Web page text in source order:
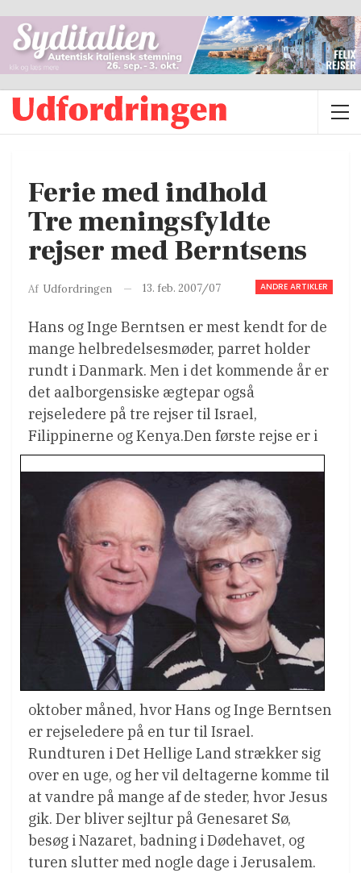
Ferie med indhold
Tre meningsfyldte
rejser med Berntsens
ANDRE ARTIKLER
Af Udfordringen 13. feb. 2007/07
Hans og Inge Berntsen er mest kendt for de
mange helbredelsesmøder, parret holder
rundt i Danmark. Men i det kommende år er
det aalborgensiske ægtepar også
rejseledere på tre rejser til Israel,
Filippinerne og Kenya.Den første rejse er i
oktober måned, hvor Hans og Inge Berntsen
er rejseledere på en tur til Israel.
Rundturen i Det Hellige Land strækker sig
over en uge, og her vil deltagerne komme til
at vandre på mange af de steder, hvor Jesus
gik. Der bliver sejltur på Genesaret Sø,
besøg i Nazaret, badning i Dødehavet, og
turen slutter med nogle dage i Jerusalem.